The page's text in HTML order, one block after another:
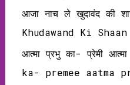
आजा नाच ले खुदावंद की
Khudawand Ki Shaan
आत्मा प्रभु का- प्रेमी
ka- premee aatma